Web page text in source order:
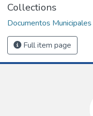
Collections
Documentos Municipales
Full item page